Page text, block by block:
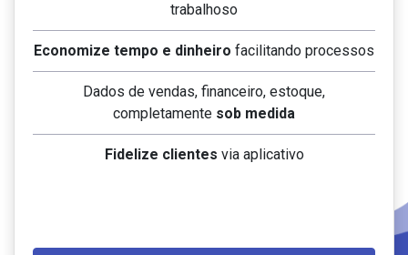
trabalhoso
Economize tempo e dinheiro facilitando processos
Dados de vendas, financeiro, estoque,
completamente sob medida
Fidelize clientes via aplicativo